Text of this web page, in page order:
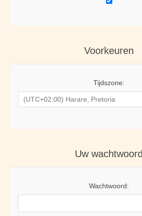
Voorkeuren
Tijdszone:
Uw wachtwoord
Wachtwoord: